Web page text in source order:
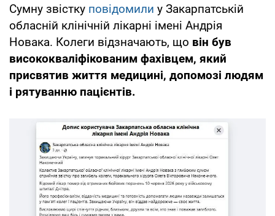
Сумну звістку повідомили у Закарпатській
обласній клінічній лікарні імені Андрія
Новака. Колеги відзначають, що він був
висококваліфікованим фахівцем, який
присвятив життя медицині, допомозі людям
і рятуванню пацієнтів.